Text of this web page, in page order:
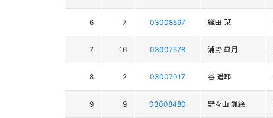
6 7 03008597 織田 栞
7 16 03007578 浦野 皐月
8 2 03007017 谷 遥耶
9 9 03008480 野々山 颯絵